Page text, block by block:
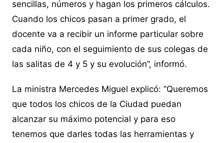
sencillas, números y hagan los primeros cálculos.
Cuando los chicos pasan a primer grado, el
docente va a recibir un informe particular sobre
cada niño, con el seguimiento de sus colegas de
las salitas de 4 y 5 y su evolución”, informó.
La ministra Mercedes Miguel explicó: “Queremos
que todos los chicos de la Ciudad puedan
alcanzar su máximo potencial y para eso
tenemos que darles todas las herramientas y